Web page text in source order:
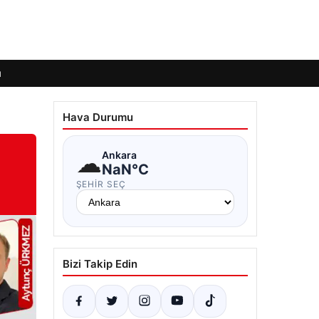
Hava Durumu
☁Ankara
NaN°C
ŞEHIR SEÇ
Bizi Takip Edin